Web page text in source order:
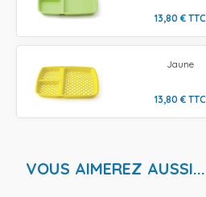
13,80 € TTC
Jaune
13,80 € TTC
VOUS AIMEREZ AUSSI...